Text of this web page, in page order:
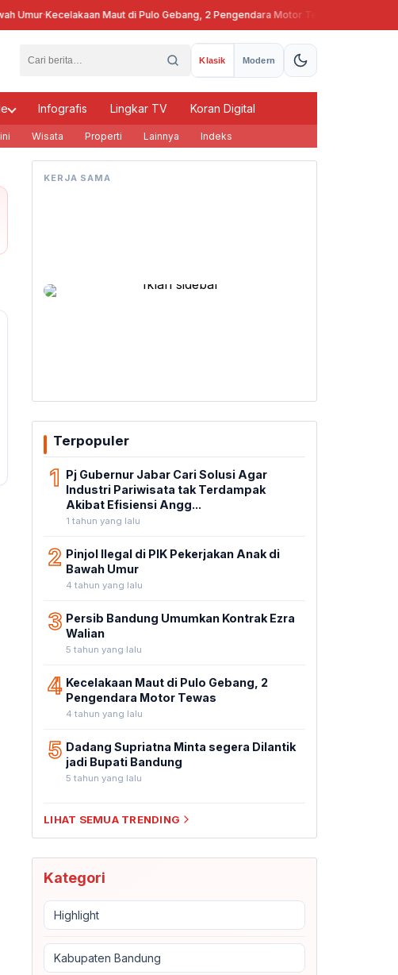
Umur·Kecelakaan Maut di Pulo Gebang, 2 Pengendara Motor Tewas
Klasik Modern
Infografis Lingkar TV Koran Digital
Wisata Properti Lainnya Indeks
KERJA SAMA
Terpopuler
1 Pj Gubernur Jabar Cari Solusi Agar
Industri Pariwisata tak Terdampak
Akibat Efisiensi Angg...
1 tahun yang lalu
2 Pinjol Ilegal di PIK Pekerjakan Anak di
Bawah Umur
4 tahun yang lalu
3 Persib Bandung Umumkan Kontrak Ezra
Walian
5 tahun yang lalu
4 Kecelakaan Maut di Pulo Gebang, 2
Pengendara Motor Tewas
4 tahun yang lalu
5 Dadang Supriatna Minta segera Dilantik
jadi Bupati Bandung
5 tahun yang lalu
LIHAT SEMUA TRENDING
Kategori
Highlight
Kabupaten Bandung